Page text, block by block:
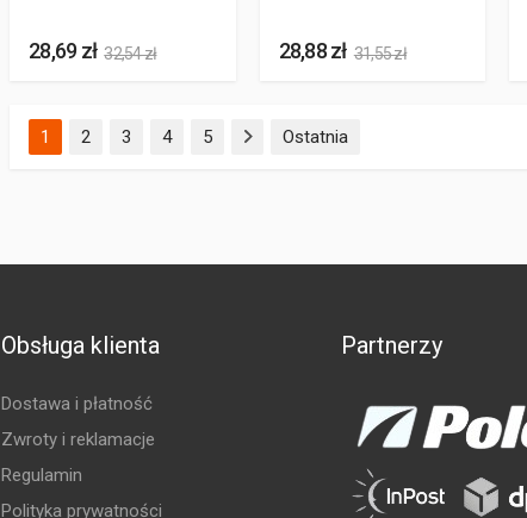
28,69 zł 32,54 zł 28,88 zł 31,55 zł
1 (aktualna)
2 3 4 5 Ostatnia
Obsługa klienta
Dostawa i płatność
Zwroty i reklamacje
Regulamin
Polityka prywatności
Partnerzy